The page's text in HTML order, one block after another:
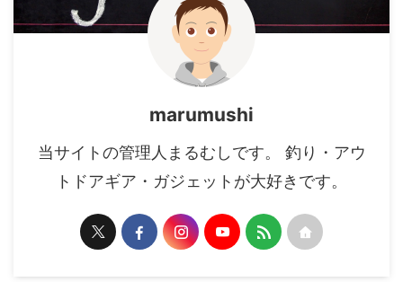
marumushi
当サイトの管理人まるむしです。 釣り・アウ
トドアギア・ガジェットが大好きです。